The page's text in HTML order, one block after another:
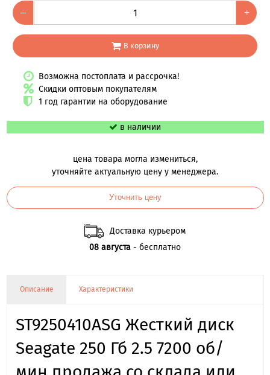
– +
В корзину
Возможна постоплата и рассрочка!
Скидки оптовым покупателям
1 год гарантии на оборудование
в наличии
цена товара могла измениться,
уточняйте актуальную цену у менеджера.
Уточнить цену
Доставка курьером
08 августа - бесплатно
Описание Характеристики
ST9250410ASG Жесткий диск
Seagate 250 Гб 2.5 7200 об/